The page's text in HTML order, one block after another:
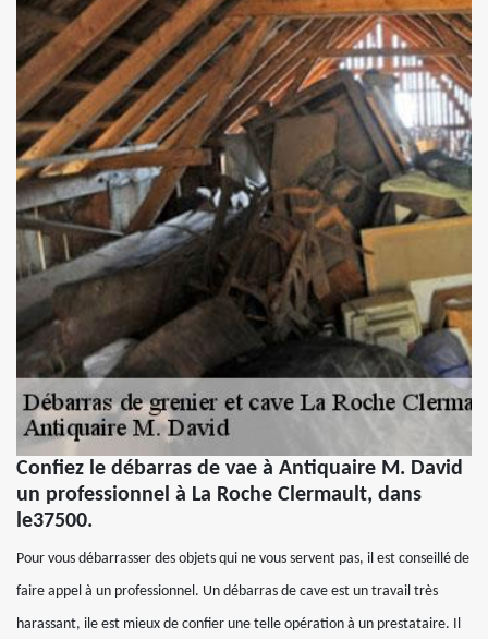
Confiez le débarras de vae à Antiquaire M. David
un professionnel à La Roche Clermault, dans
le37500.
Pour vous débarrasser des objets qui ne vous servent pas, il est conseillé de
faire appel à un professionnel. Un débarras de cave est un travail très
harassant, ile est mieux de confier une telle opération à un prestataire. Il